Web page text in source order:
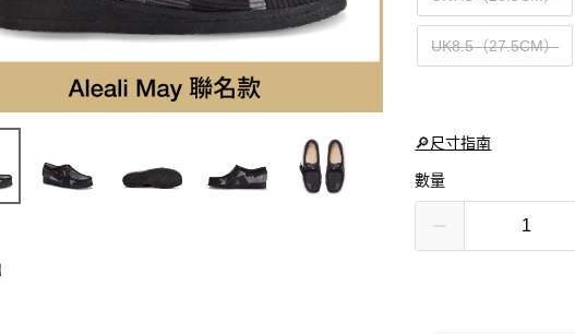
UK8.5（27.5CM）
🔎尺寸指南
數量